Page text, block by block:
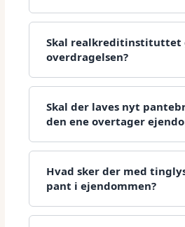
Skal realkreditinstituttet
overdragelsen?
Skal der laves nyt
den ene overtager
Hvad sker der med
pant i ejendommen?